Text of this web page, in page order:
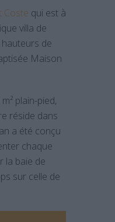
Coste qui est à
villa de
de
Maison
plain-pied,
réside dans
a été conçu
chaque
la baie de
sur celle de